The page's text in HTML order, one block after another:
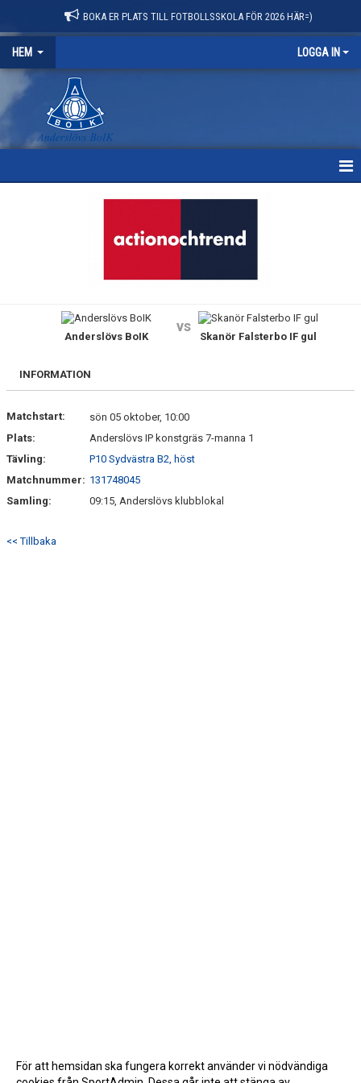
BOKA ER PLATS TILL FOTBOLLSSKOLA FÖR 2026 HÄR=)
HEM LOGGA IN
BILDGALLERI
VÅRA LAG/TRÄNARE
MATCHER
WEBSHOP
Anderslövs BoIK
vs
Skanör Falsterbo IF gul
INFORMATION
Matchstart:
sön 05 oktober, 10:00
Plats:
Anderslövs IP konstgräs 7-manna 1
Tävling:
P10 Sydvästra B2, höst
Matchnummer: 131748045
Samling:
09:15, Anderslövs klubblokal
<< Tillbaka
För att hemsidan ska fungera korrekt använder vi nödvändiga